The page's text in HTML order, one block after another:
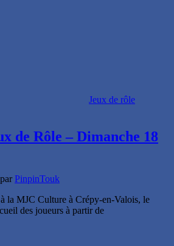
Jeux de rôle
de Rôle – Dimanche 18
par PinpinTouk
la MJC Culture à Crépy-en-Valois, le
des joueurs à partir de